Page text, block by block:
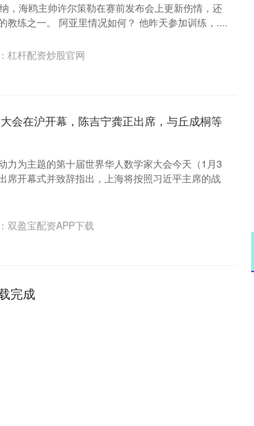
，海鸥主帅许尔策勒在赛前发布会上更新伤情，还
教练之一。 阿亚里情况如何？ 他昨天参加训练，....
杠杆配资炒股官网
会在沪开幕，陈吉宁龚正出席，与丘成桐等
力为主题的第十届世界华人数学家大会今天（1月3
席开幕式并致辞指出，上海将按照习近平主席的战
双盈宝配资APP下载
完成
沪深300